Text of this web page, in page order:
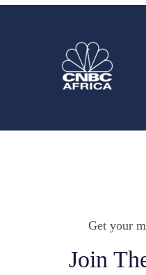
Get your
Join